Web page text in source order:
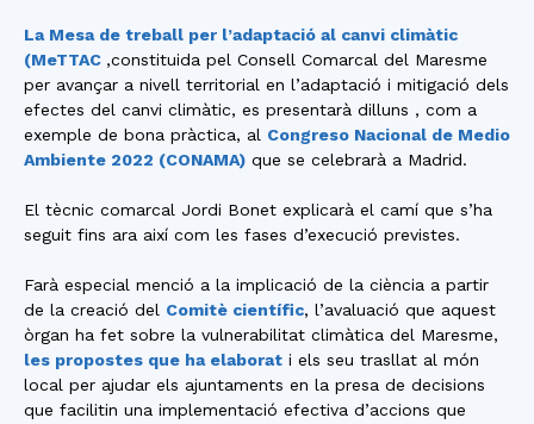
La Mesa de treball per l’adaptació al canvi climàtic
(MeTTAC ,constituida pel Consell Comarcal del Maresme
per avançar a nivell territorial en l’adaptació i mitigació dels
efectes del canvi climàtic, es presentarà dilluns , com a
exemple de bona pràctica, al Congreso Nacional de Medio
Ambiente 2022 (CONAMA) que se celebrarà a Madrid.
El tècnic comarcal Jordi Bonet explicarà el camí que s’ha
seguit fins ara així com les fases d’execució previstes.
Farà especial menció a la implicació de la ciència a partir
de la creació del Comitè científic, l’avaluació que aquest
òrgan ha fet sobre la vulnerabilitat climàtica del Maresme,
les propostes que ha elaborat i els seu trasllat al món
local per ajudar els ajuntaments en la presa de decisions
que facilitin una implementació efectiva d’accions que